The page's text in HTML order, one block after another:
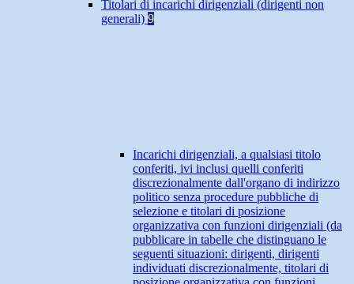
Titolari di incarichi dirigenziali (dirigenti non
generali) 9
Incarichi dirigenziali, a qualsiasi titolo
conferiti, ivi inclusi quelli conferiti
discrezionalmente dall'organo di indirizzo
politico senza procedure pubbliche di
selezione e titolari di posizione
organizzativa con funzioni dirigenziali (da
pubblicare in tabelle che distinguano le
seguenti situazioni: dirigenti, dirigenti
individuati discrezionalmente, titolari di